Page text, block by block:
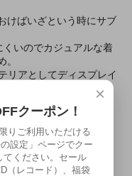
けばいざという時にサブ
いのでカジュアルな着
リアとしてディスプレイ
薄いのに透けにくい。
ットルの大容量。
×
クーポン！
りご利用いただける
設定」ページでクー
てください。セール
（レコード）、福袋